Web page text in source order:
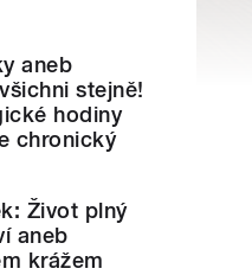
aneb
stejně!
hodiny
chronický
Život plný
aneb
krážem